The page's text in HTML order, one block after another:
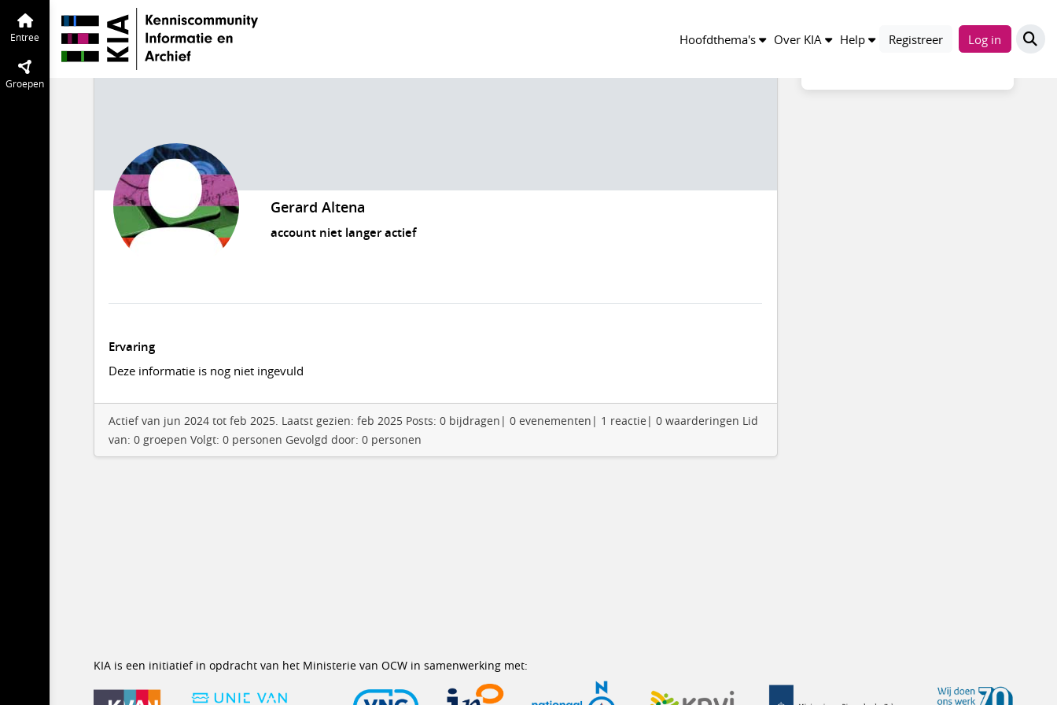
Hoofdthema's Over KIA Help Registreer Log in
Entree
Groepen
Gerard Altena
account niet langer actief
Ervaring
Deze informatie is nog niet ingevuld
Actief van jun 2024 tot feb 2025. Laatst gezien: feb 2025 Posts: 0 bijdragen| 0 evenementen| 1 reactie| 0 waarderingen Lid
van: 0 groepen Volgt: 0 personen Gevolgd door: 0 personen
Compleetheid profiel
KIA is een initiatief in opdracht van het Ministerie van OCW in samenwerking met: